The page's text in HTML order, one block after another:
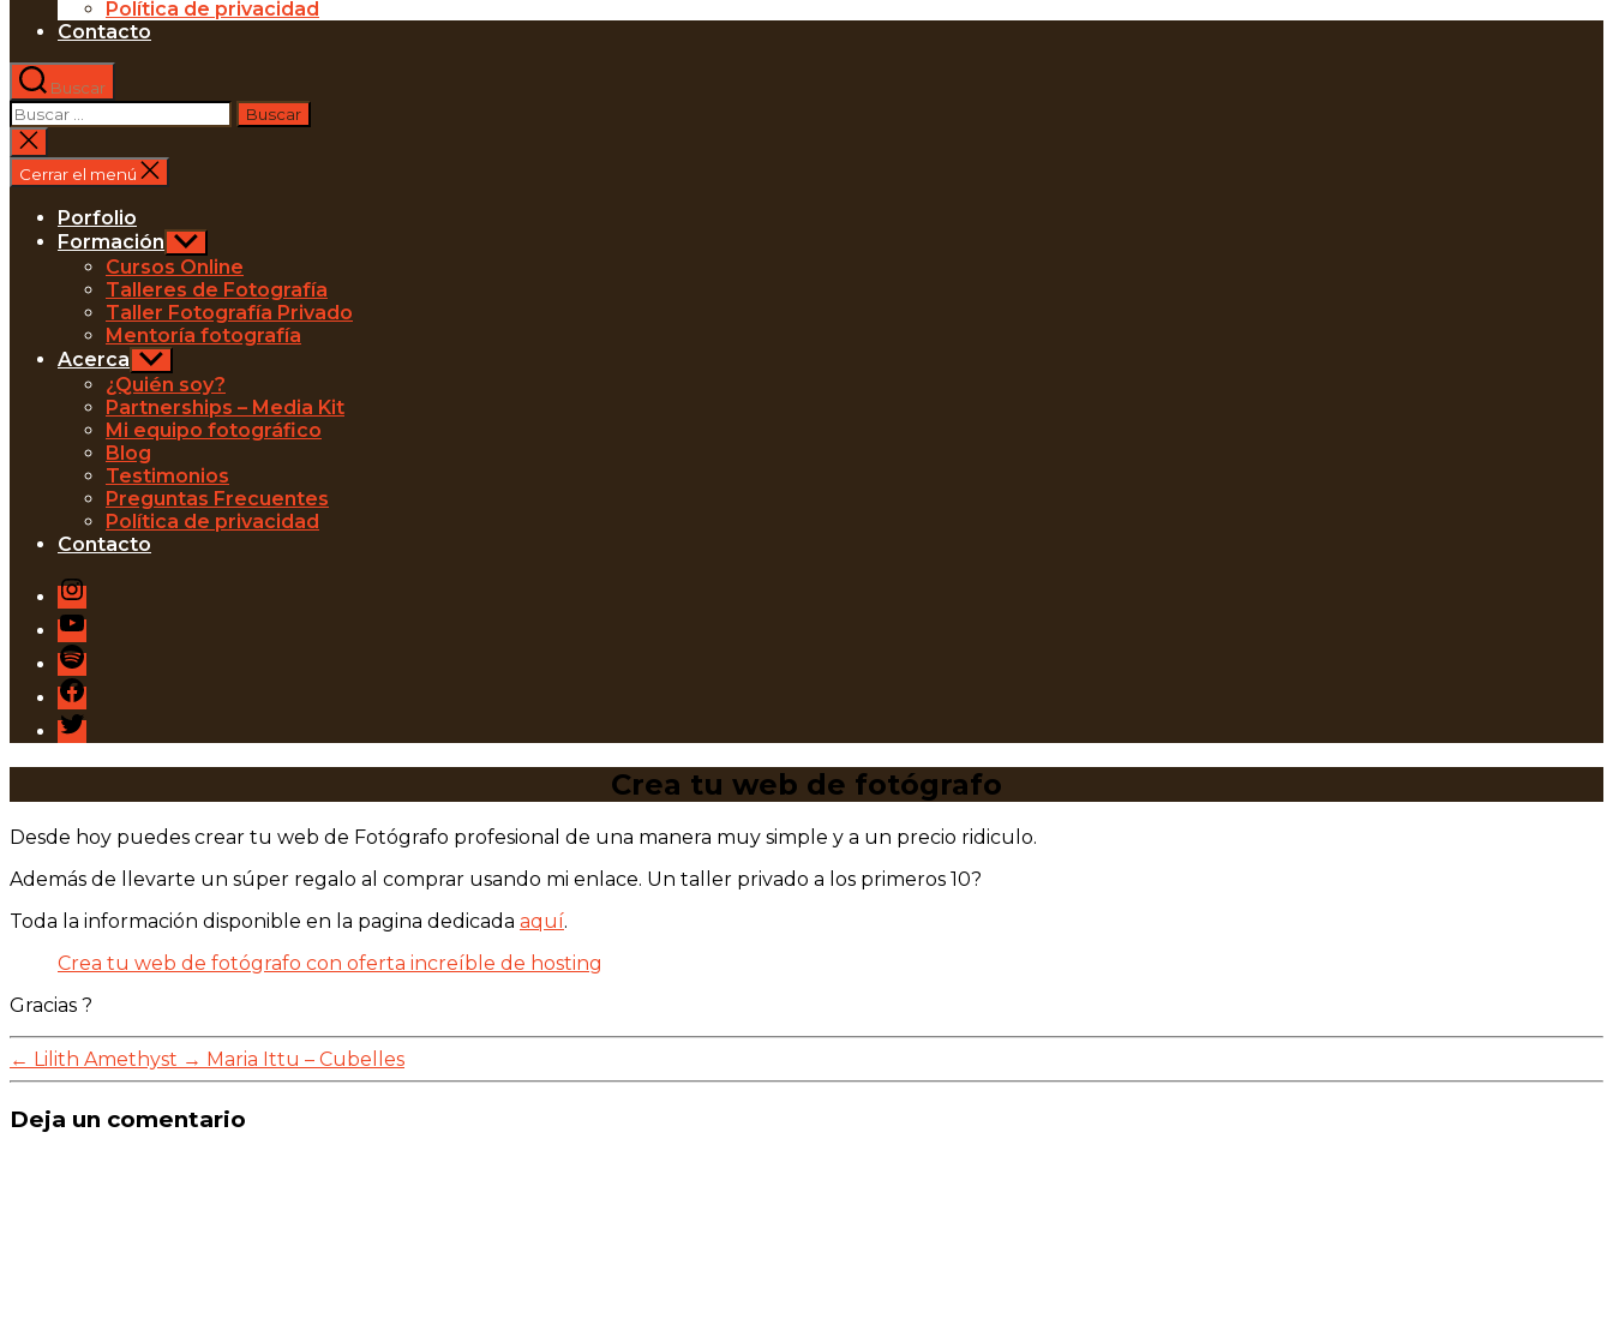
Política de privacidad
Contacto
Buscar
Buscar:
Cerrar
la
búsqueda
Cerrar el menú
Porfolio
Formación Mostrar
el
submenú
Cursos Online
Talleres de Fotografía
Taller Fotografía Privado
Mentoría fotografía
Acerca Mostrar
el
submenú
¿Quién soy?
Partnerships – Media Kit
Mi equipo fotográfico
Blog
Testimonios
Preguntas Frecuentes
Política de privacidad
Contacto
Instagram
Youtube
Podcast
Facebook
Twitter
Crea tu web de fotógrafo
Desde hoy puedes crear tu web de Fotógrafo profesional de una manera muy simple y a un precio ridiculo.
Además de llevarte un súper regalo al comprar usando mi enlace. Un taller privado a los primeros 10?
Toda la información disponible en la pagina dedicada aquí.
Crea tu web de fotógrafo con oferta increíble de hosting
Gracias ?
← Lilith Amethyst → Maria Ittu – Cubelles
Deja un comentario